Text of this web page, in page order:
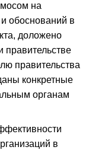
на
обоснований в
доложено
правительства
конкретные
органам
в